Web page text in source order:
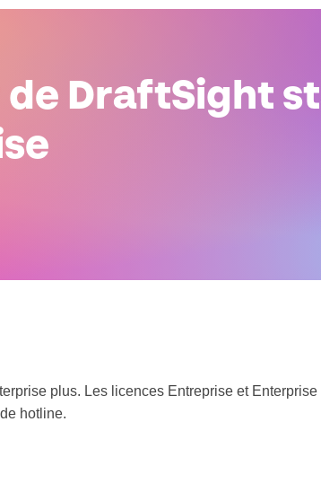
de DraftSight
plus. Les licences Entreprise et
hotline.